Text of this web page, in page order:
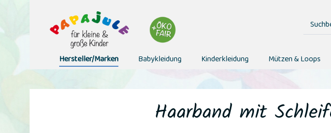
Hersteller/Marken Babykleidung Kinderkleidung Mützen & Loops
Haarband mit